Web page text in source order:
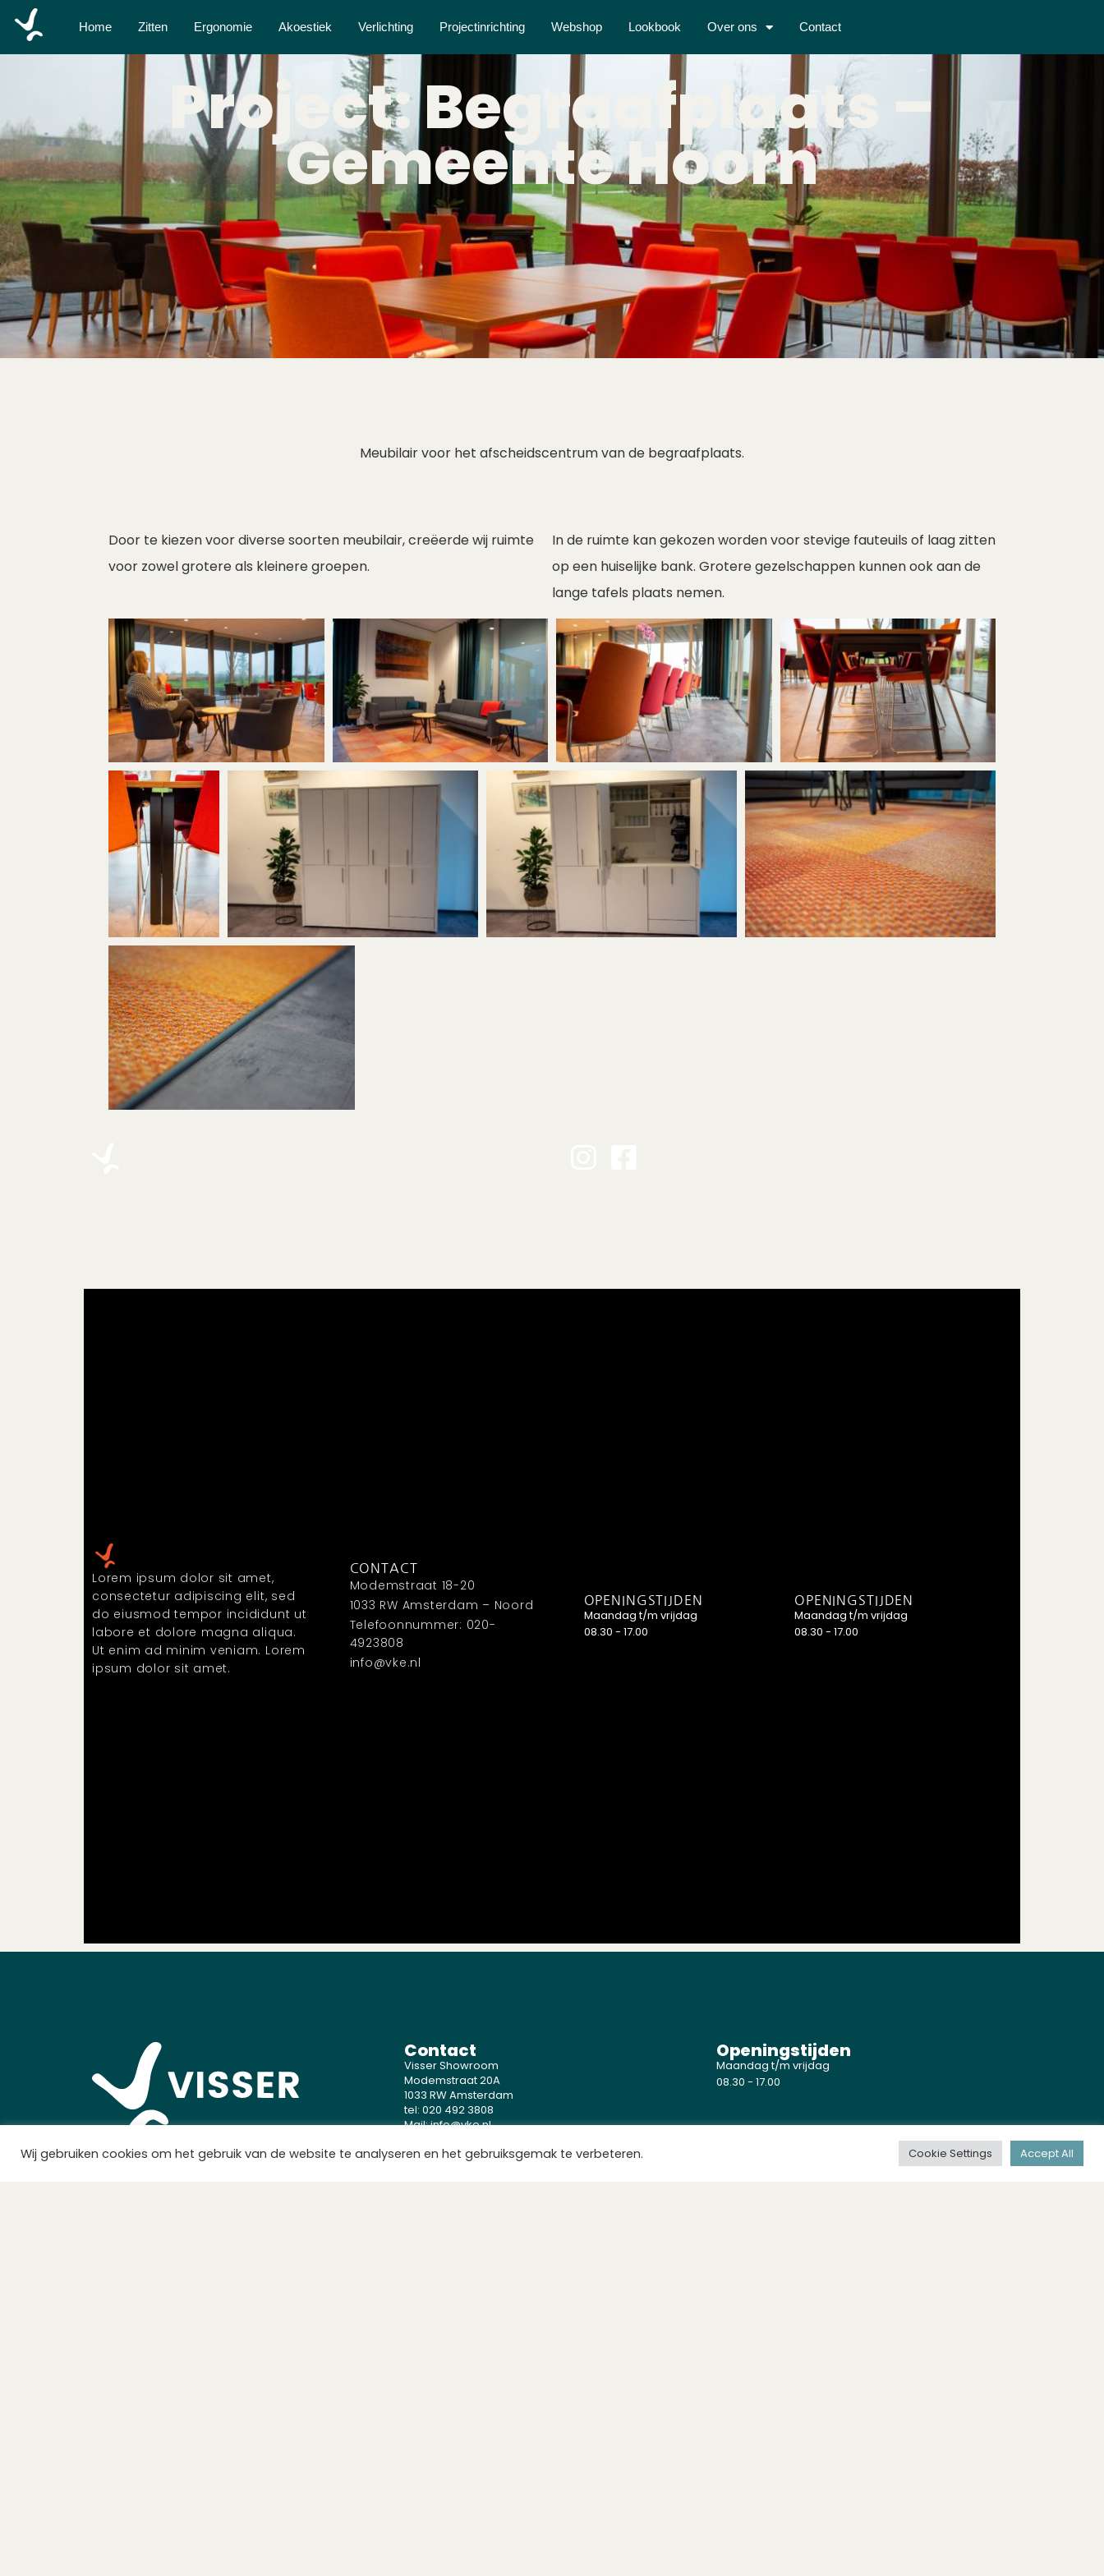
Home Zitten Ergonomie Akoestiek Verlichting Projectinrichting Webshop Lookbook Over ons Contact
Project: Begraafplaats –
Gemeente Hoorn
Meubilair voor het afscheidscentrum van de begraafplaats.
Door te kiezen voor diverse soorten meubilair, creëerde wij ruimte
voor zowel grotere als kleinere groepen.
In de ruimte kan gekozen worden voor stevige fauteuils of laag zitten
op een huiselijke bank. Grotere gezelschappen kunnen ook aan de
lange tafels plaats nemen.
Lorem ipsum dolor sit amet,
consectetur adipiscing elit, sed
do eiusmod tempor incididunt ut
labore et dolore magna aliqua.
Ut enim ad minim veniam. Lorem
ipsum dolor sit amet.
CONTACT
Modemstraat 18-20
1033 RW Amsterdam – Noord
Telefoonnummer: 020-
4923808
info@vke.nl
OPENINGSTIJDEN
Maandag t/m vrijdag
08.30 - 17.00
OPENINGSTIJDEN
Maandag t/m vrijdag
08.30 - 17.00
Contact
Visser Showroom
Modemstraat 20A
1033 RW Amsterdam
tel: 020 492 3808
Mail: info@vke.nl
Openingstijden
Maandag t/m vrijdag
08.30 - 17.00
Wij gebruiken cookies om het gebruik van de website te analyseren en het gebruiksgemak te verbeteren. Cookie Settings Accept All